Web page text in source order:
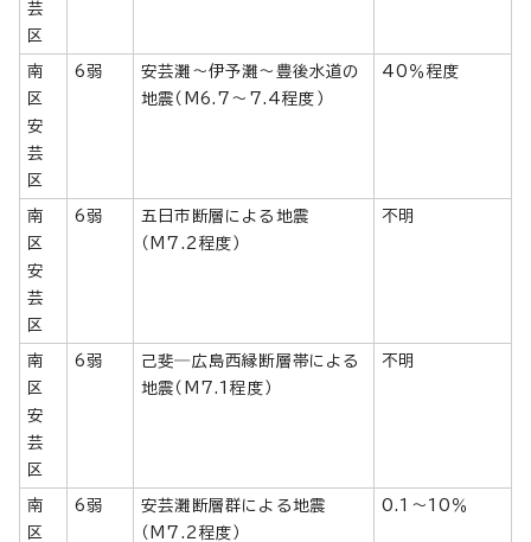
芸
区
南
区
安
芸
区
6弱
安芸灘～伊予灘～豊後水道の
地震（M6.7～7.4程度）
40％程度
南
区
安
芸
区
6弱
五日市断層による地震
（M7.2程度）
不明
南
区
安
芸
区
6弱
己斐―広島西縁断層帯による
地震（M7.1程度）
不明
南
区
6弱
安芸灘断層群による地震
（M7.2程度）
0.1～10％